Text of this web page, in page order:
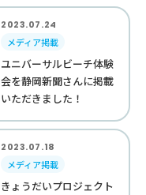
2023.07.24
メディア掲載
ユニバーサルビーチ体験
会を静岡新聞さんに掲載
いただきました！
2023.07.18
メディア掲載
きょうだいプロジェクト